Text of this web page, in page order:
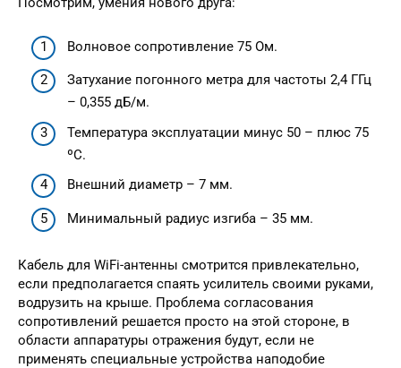
Волновое сопротивление 75 Ом.
Затухание погонного метра для частоты 2,4 ГГц
– 0,355 дБ/м.
Температура эксплуатации минус 50 – плюс 75
ºС.
Внешний диаметр – 7 мм.
Минимальный радиус изгиба – 35 мм.
Кабель для WiFi-антенны смотрится привлекательно,
если предполагается спаять усилитель своими руками,
водрузить на крыше. Проблема согласования
сопротивлений решается просто на этой стороне, в
области аппаратуры отражения будут, если не
применять специальные устройства наподобие